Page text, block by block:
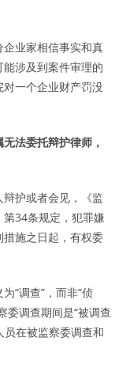
业家相信事实和真
涉及到案件审理的
一个企业财产罚没
法委托辩护律师，
护或者会见，《监
34条规定，犯罪嫌
施之日起，有权委
“调查”，而非“侦
委调查期间是“被调查
员在被监察委调查和